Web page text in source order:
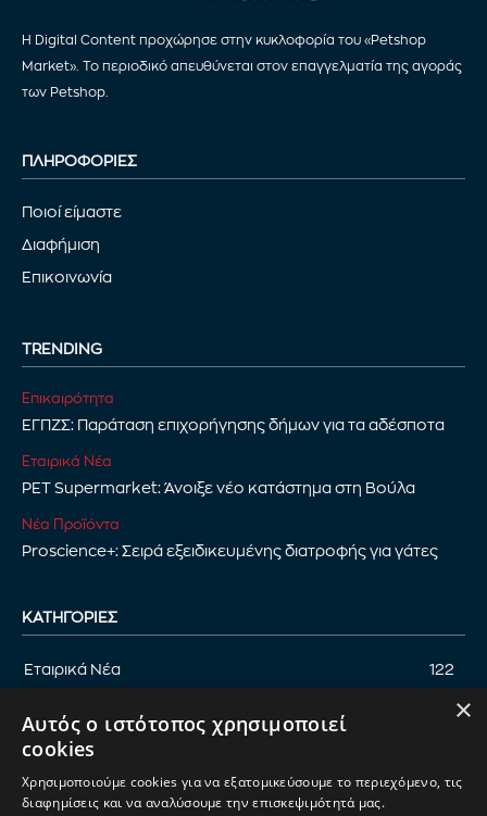
Η Digital Content προχώρησε στην κυκλοφορία του «Petshop
Market». Το περιοδικό απευθύνεται στον επαγγελματία της αγοράς
των Petshop.
ΠΛΗΡΟΦΟΡΙΕΣ
Ποιοί είμαστε
Διαφήμιση
Επικοινωνία
TRENDING
Επικαιρότητα
ΕΓΠΖΣ: Παράταση επιχορήγησης δήμων για τα αδέσποτα
Εταιρικά Νέα
PET Supermarket: Άνοιξε νέο κατάστημα στη Βούλα
Νέα Προϊόντα
Proscience+: Σειρά εξειδικευμένης διατροφής για γάτες
ΚΑΤΗΓΟΡΊΕΣ
Εταιρικά Νέα 122
Αφιέρωμα
Νέα Προϊόντα
×
Αυτός ο ιστότοπος χρησιμοποιεί
cookies
Χρησιμοποιούμε cookies για να εξατομικεύσουμε το περιεχόμενο, τις
διαφημίσεις και να αναλύσουμε την επισκεψιμότητά μας.